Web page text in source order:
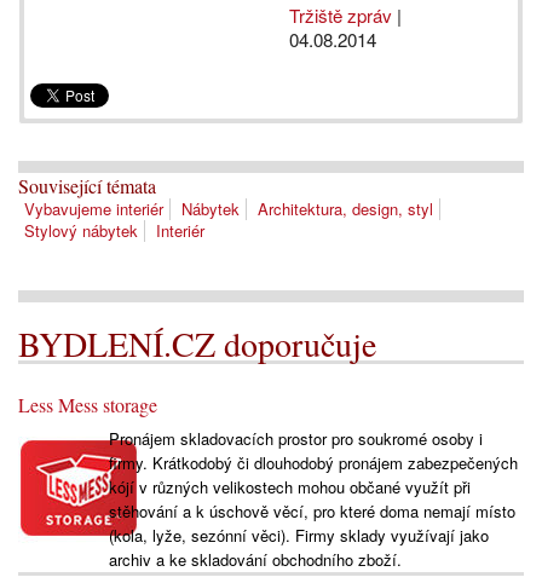
Tržiště zpráv |
04.08.2014
Související témata
Vybavujeme interiér Nábytek
Architektura, design, styl
Stylový nábytek
Interiér
BYDLENÍ.CZ doporučuje
Less Mess storage
Pronájem skladovacích prostor pro soukromé osoby i
firmy. Krátkodobý či dlouhodobý pronájem zabezpečených
kójí v různých velikostech mohou občané využít při
stěhování a k úschově věcí, pro které doma nemají místo
(kola, lyže, sezónní věci). Firmy sklady využívají jako
archiv a ke skladování obchodního zboží.